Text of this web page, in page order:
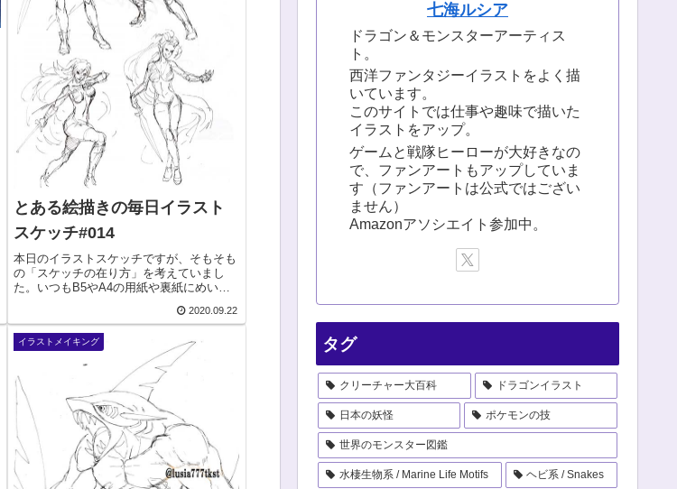
とある絵描きの毎日イラスト
スケッチ#014
本日のイラストスケッチですが、そもそも
の「スケッチの在り方」を考えていまし
た。いつもB5やA4の用紙や裏紙にめいっ
かなくてもいいかなと。で、今日はB5サイ
ズを四分割して頭の中のイメージを描きだ
してみまし...
2020.09.22
イラストメイキング
七海ルシア
ドラゴン＆モンスターアーティス
ト。
西洋ファンタジーイラストをよく描
いています。
このサイトでは仕事や趣味で描いた
イラストをアップ。
ゲームと戦隊ヒーローが大好きなの
で、ファンアートもアップしていま
す（ファンアートは公式ではござい
ません）
Amazonアソシエイト参加中。
タグ
クリーチャー大百科 ドラゴンイラスト
日本の妖怪 ポケモンの技
世界のモンスター図鑑
水棲生物系 / Marine Life Motifs ヘビ系 / Snakes